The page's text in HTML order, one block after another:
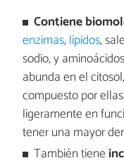
Contiene
enzimas,lípidos,
sodio, y
abunda en el
compuesto por
ligeramente en
tener una mayor
También tiene